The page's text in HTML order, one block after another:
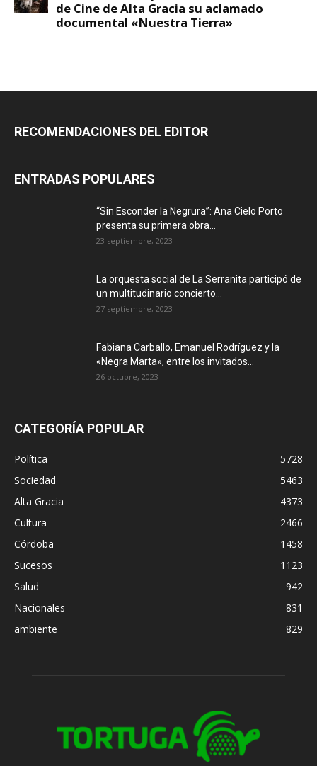
RECOMENDACIONES DEL EDITOR
ENTRADAS POPULARES
“Sin Esconder la Negrura”: Ana Cielo Porto
presenta su primera obra...
23 septiembre, 2023
La orquesta social de La Serranita participó de
un multitudinario concierto...
27 septiembre, 2023
Fabiana Carballo, Emanuel Rodríguez y la
«Negra Marta», entre los invitados...
26 octubre, 2023
CATEGORÍA POPULAR
Política
5728
Sociedad
5463
Alta Gracia
4373
Cultura
2466
Córdoba
1458
Sucesos
1123
Salud
942
Nacionales
831
ambiente
829